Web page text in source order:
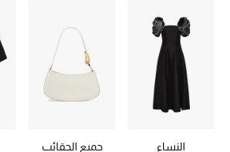
الرجال
الجمال
الأطفال
النساء
جميع الحقائب